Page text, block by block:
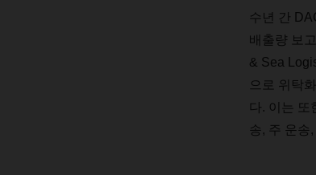
수년 간
배출량 보
& Sea
으로 위탁
다. 이는 또
송, 주 운송,